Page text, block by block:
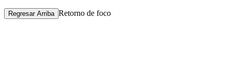
Regresar Arriba Retorno de foco